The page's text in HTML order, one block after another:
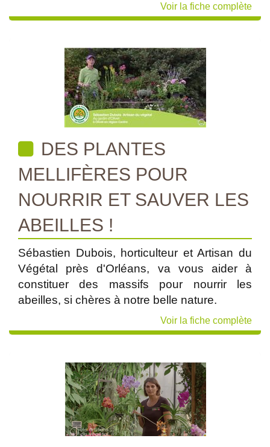
Voir la fiche complète
DES PLANTES
MELLIFÈRES POUR
NOURRIR ET SAUVER LES
ABEILLES !
Sébastien Dubois, horticulteur et Artisan du
Végétal près d'Orléans, va vous aider à
constituer des massifs pour nourrir les
abeilles, si chères à notre belle nature.
Voir la fiche complète